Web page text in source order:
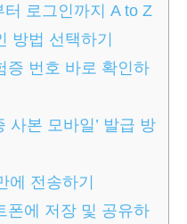
터 로그인까지 A to Z
방법 선택하기
증 번호 바로 확인하
사본 모바일’ 발급 방
에 전송하기
폰에 저장 및 공유하